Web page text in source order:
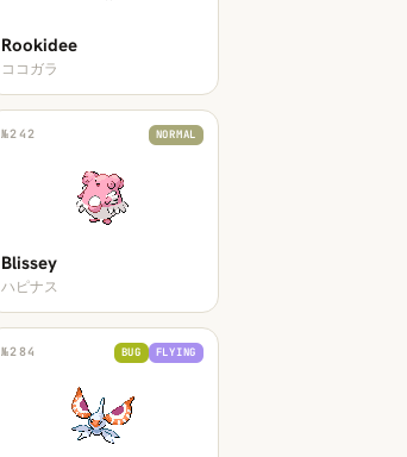
Rookidee
ココガラ
№242 NORMAL
Blissey
ハピナス
№284 BUG FLYING